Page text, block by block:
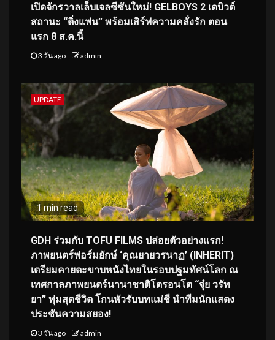
เปิดจักรวาลเล็บเจลซีซันใหม่! GELBOYS 2 เดบิวต์
สถานะ “ติ่งแฟน” พร้อมเสิร์ฟความคลั่งรัก ตอน
แรก 8 ส.ค.นี้
3 วัน ago admin
UPDATE
1 min read
GDH ร่วมกับ TOFU FILMS ปล่อยตัวอย่างแรก!
ภาพยนตร์ฟอร์มยักษ์ ‘คุณยายวรนาฏ’ (INHERIT)
เตรียมคายตะขาบหนังไทยในรอบปฐมทัศน์โลก ณ
เทศกาลภาพยนตร์นานาชาติโตรอนโต “จุ๋ย วรัท
ยา” ทุ่มสุดชีวิต โกนหัวรับบทแม่ชี นำทีมนักแสดง
ประชันความสยอง!
3 วัน ago admin